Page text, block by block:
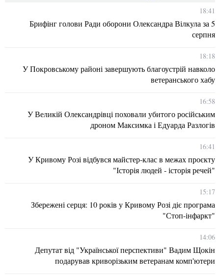
18:41
Брифінг голови Ради оборони Олександра Вілкула за 5
серпня
18:18
У Покровському районі завершують благоустрій навколо
ветеранського хабу
16:58
У Великій Олександрівці поховали убитого російським
дроном Максимка і Едуарда Разлогів
16:41
У Кривому Розі відбувся майстер-клас в межах проєкту
"Історія людей - історія речей"
15:17
Збережені серця: 10 років у Кривому Розі діє програма
"Стоп-інфаркт"
14:06
Депутат від "Української перспективи" Вадим Щокін
подарував криворізьким ветеранам комп'ютери